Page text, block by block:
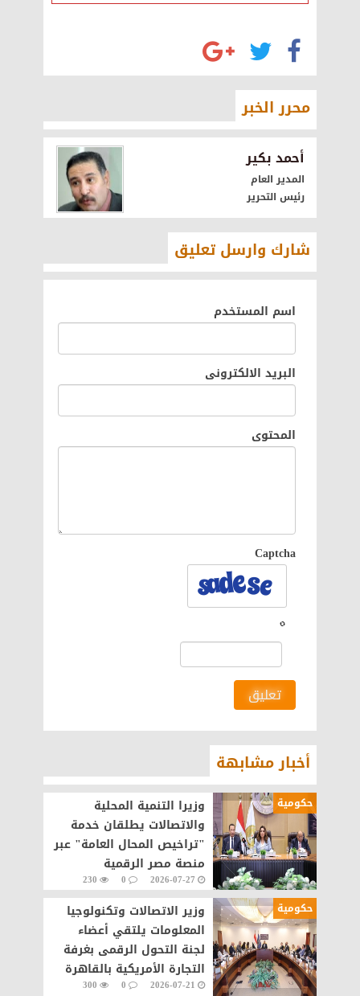
محرر الخبر
أحمد بكير
المدير العام
رئيس التحرير
شارك وارسل تعليق
اسم المستخدم
البريد الالكترونى
المحتوى
Captcha
تعليق
أخبار مشابهة
حكومية
وزيرا التنمية المحلية
والاتصالات يطلقان خدمة
"تراخيص المحال العامة" عبر
منصة مصر الرقمية
2026-07-27
0
230
حكومية
وزير الاتصالات وتكنولوجيا
المعلومات يلتقي أعضاء
لجنة التحول الرقمى بغرفة
التجارة الأمريكية بالقاهرة
2026-07-21
0
300